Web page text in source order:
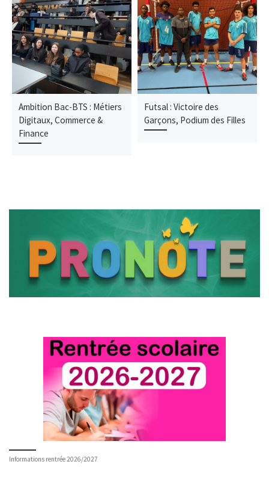
Ambition Bac-BTS : Métiers
Digitaux, Commerce &
Finance
Futsal : Victoire des
Garçons, Podium des Filles
Informations rentrée 2026/2027